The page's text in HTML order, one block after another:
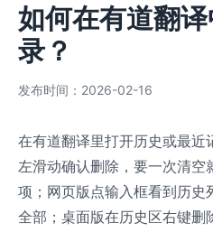
如何在有道翻
录？
发布时间：2026-02-16
在有道翻译里打开历史或最近
左滑动确认删除，要一次清空
项；网页版点输入框看到历史
全部；桌面版在历史区右键删